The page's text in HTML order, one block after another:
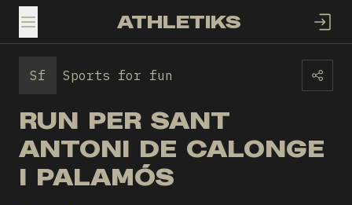
TOGGLE MENUATHLETIKS
Sf Sports for fun
RUN PER SANT
ANTONI DE CALONGE
I PALAMÓS